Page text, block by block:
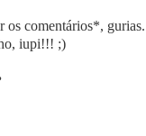
os comentários*, gurias.
iupi!!! ;)